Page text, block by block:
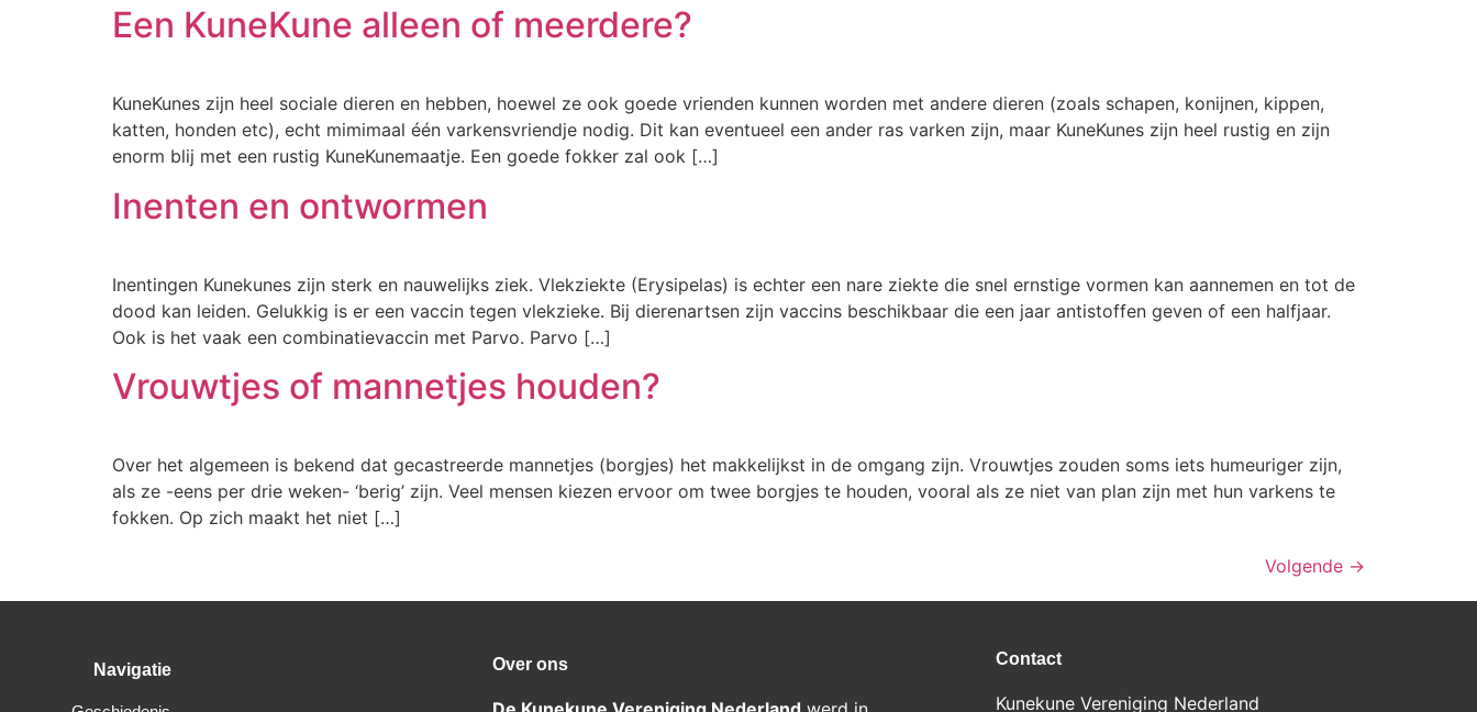
Een KuneKune alleen of meerdere?
KuneKunes zijn heel sociale dieren en hebben, hoewel ze ook goede vrienden kunnen worden met andere dieren (zoals schapen, konijnen, kippen,
katten, honden etc), echt mimimaal één varkensvriendje nodig. Dit kan eventueel een ander ras varken zijn, maar KuneKunes zijn heel rustig en zijn
enorm blij met een rustig KuneKunemaatje. Een goede fokker zal ook […]
Inenten en ontwormen
Inentingen Kunekunes zijn sterk en nauwelijks ziek. Vlekziekte (Erysipelas) is echter een nare ziekte die snel ernstige vormen kan aannemen en tot de
dood kan leiden. Gelukkig is er een vaccin tegen vlekzieke. Bij dierenartsen zijn vaccins beschikbaar die een jaar antistoffen geven of een halfjaar.
Ook is het vaak een combinatievaccin met Parvo. Parvo […]
Vrouwtjes of mannetjes houden?
Over het algemeen is bekend dat gecastreerde mannetjes (borgjes) het makkelijkst in de omgang zijn. Vrouwtjes zouden soms iets humeuriger zijn,
als ze -eens per drie weken- ‘berig’ zijn. Veel mensen kiezen ervoor om twee borgjes te houden, vooral als ze niet van plan zijn met hun varkens te
fokken. Op zich maakt het niet […]
Volgende →
Navigatie Over ons Contact
Kunekune Vereniging Nederland